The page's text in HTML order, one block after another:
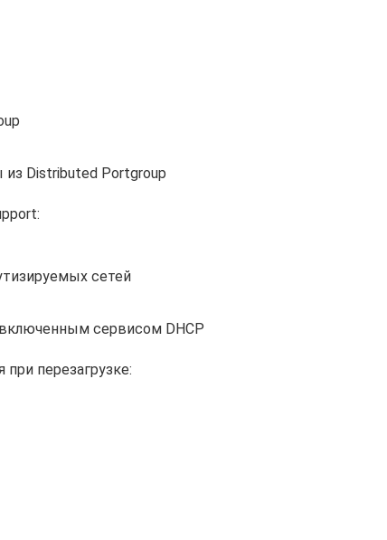
Distributed Portgroup
сетей
сервисом DHCP
перезагрузке: